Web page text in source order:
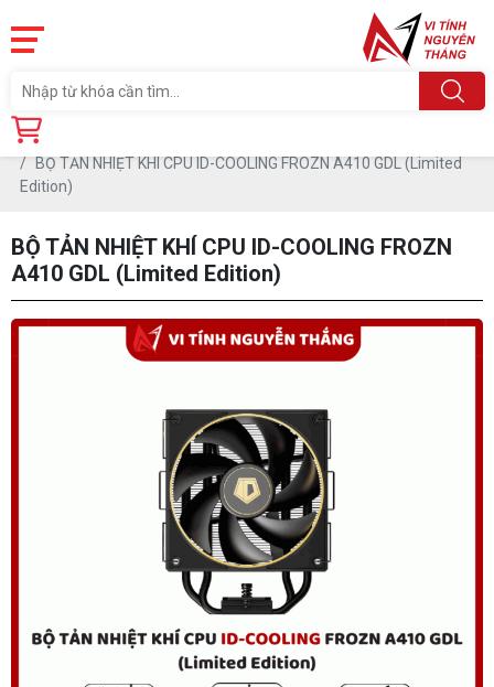
Trang chủ
BỘ TẢN NHIỆT KHÍ CPU ID-COOLING FROZN A410 GDL (Limited
Edition)
BỘ TẢN NHIỆT KHÍ CPU ID-COOLING FROZN
A410 GDL (Limited Edition)